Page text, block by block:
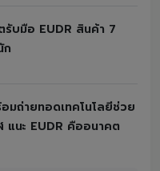
รับมือ EUDR สินค้า 7
ก
มถ่ายทอดเทคโนโลยีช่วย
แนะ EUDR คืออนาคต